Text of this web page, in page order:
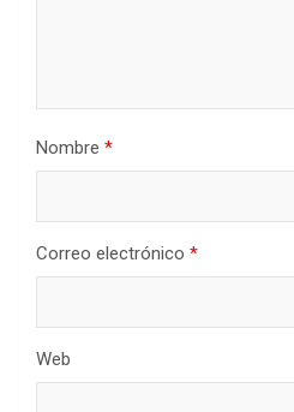
Nombre *
Correo electrónico *
Web